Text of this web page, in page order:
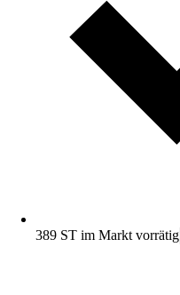
389 ST im Markt vorrätig